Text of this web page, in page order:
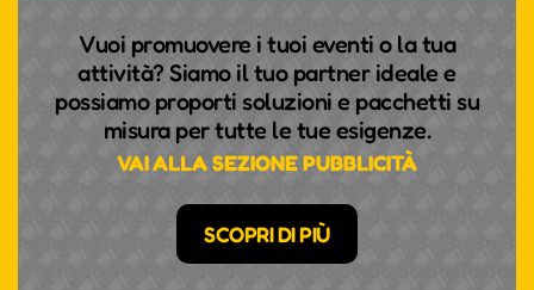
Vuoi promuovere i tuoi eventi o la tua
attività? Siamo il tuo partner ideale e
possiamo proporti soluzioni e pacchetti su
misura per tutte le tue esigenze.
VAI ALLA SEZIONE PUBBLICITÀ
SCOPRI DI PIÙ